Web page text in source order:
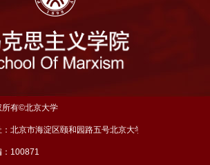
所有©北京大学
：北京市海淀区颐和园路五号北京大学理科五号楼三层
：100871